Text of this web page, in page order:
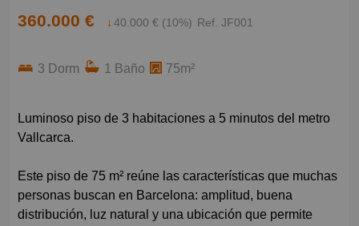
360.000 € ↓ 40.000 € (10%) Ref. JF001
3 Dorm 1 Baño 75m²
Luminoso piso de 3 habitaciones a 5 minutos del metro
Vallcarca.
Este piso de 75 m² reúne las características que muchas
personas buscan en Barcelona: amplitud, buena
distribución, luz natural y una ubicación que permite